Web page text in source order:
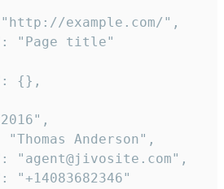
example.com/",
"Page title"
{},
"Thomas Anderson",
"agent@jivosite.com",
"+14083682346"